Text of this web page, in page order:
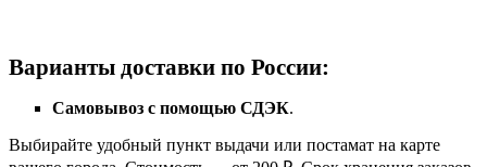
Варианты доставки по России:
Самовывоз с помощью СДЭК.
Выбирайте удобный пункт выдачи или постамат на карте